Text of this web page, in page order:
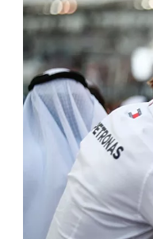
INDYCAR